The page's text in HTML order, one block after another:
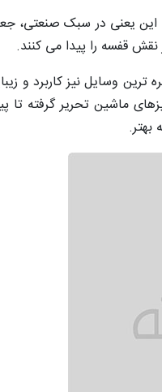
یعنی در سبک صنعتی،
نقش قفسه را پیدا می ‌کنند.
وسایل نیز کاربرد و
ماشین ‌تحریر گرفته